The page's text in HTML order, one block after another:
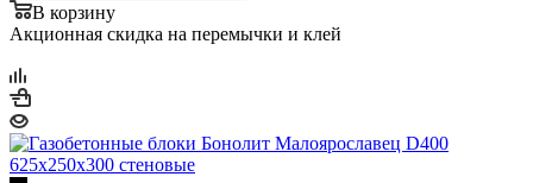
В корзину
Акционная скидка на перемычки и клей